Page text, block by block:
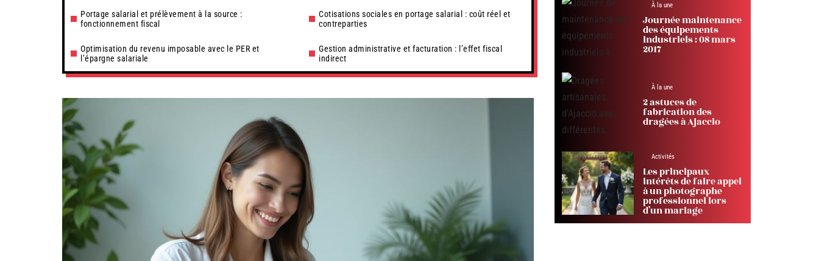
Portage salarial et prélèvement à la source :
fonctionnement fiscal
Optimisation du revenu imposable avec le PER et
l’épargne salariale
Cotisations sociales en portage salarial : coût réel et
contreparties
Gestion administrative et facturation : l’effet fiscal
indirect
À la une
Journée maintenance
des équipements
industriels : 08 mars
2017
À la une
2 astuces de
fabrication des
dragées à Ajaccio
Activités
Les principaux
intérêts de faire appel
à un photographe
professionnel lors
d’un mariage